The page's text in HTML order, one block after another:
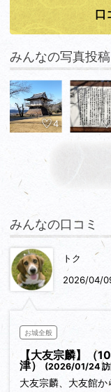
口
みんなの写真投稿
4
みんなの口コミ
トク
2026/04/
お城全般
【大友宗麟】（
津） (2026/01/24 訪
大友宗麟、大友館か